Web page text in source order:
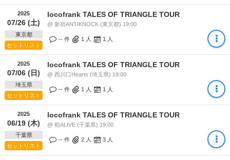
2025
07/26 (土)
東京都
セットリスト
locofrank TALES OF TRIANGLE TOUR
@ 新宿ANTIKNOCK (東京都) 19:00
-- 件 1 人 1 人
2025
07/06 (日)
埼玉県
セットリスト
locofrank TALES OF TRIANGLE TOUR
@ 西川口Hearts (埼玉県) 19:00
-- 件 1 人 1 人
2025
06/19 (木)
千葉県
セットリスト
locofrank TALES OF TRIANGLE TOUR
@ 柏ALIVE (千葉県) 19:00
-- 件 2 人 3 人